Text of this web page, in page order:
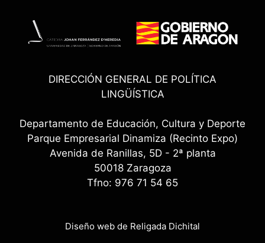
DIRECCIÓN GENERAL DE POLÍTICA
LINGÜÍSTICA
Departamento de Educación, Cultura y Deporte
Parque Empresarial Dinamiza (Recinto Expo)
Avenida de Ranillas, 5D - 2ª planta
50018 Zaragoza
Tfno: 976 71 54 65
Diseño web de Religada Dichital